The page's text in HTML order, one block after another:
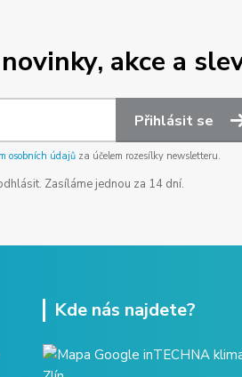
akce a
Přihlásit se
osobních údajůza účelem rozesílky newsletteru.
Zasíláme jednou za 14 dní.
Kde nás najdete?